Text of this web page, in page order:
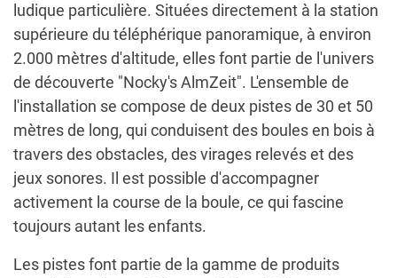
ludique particulière. Situées directement à la station
supérieure du téléphérique panoramique, à environ
2.000 mètres d'altitude, elles font partie de l'univers
de découverte "Nocky's AlmZeit". L'ensemble de
l'installation se compose de deux pistes de 30 et 50
mètres de long, qui conduisent des boules en bois à
travers des obstacles, des virages relevés et des
jeux sonores. Il est possible d'accompagner
activement la course de la boule, ce qui fascine
toujours autant les enfants.
Les pistes font partie de la gamme de produits